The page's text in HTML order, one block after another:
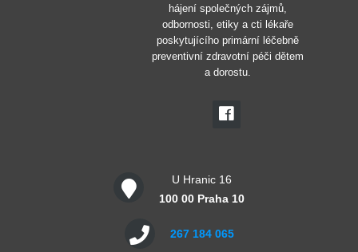
hájení společných zájmů,
odbornosti, etiky a cti lékaře
poskytujícího primární léčebně
preventivní zdravotní péči dětem
a dorostu.
U Hranic 16
100 00 Praha 10
267 184 065